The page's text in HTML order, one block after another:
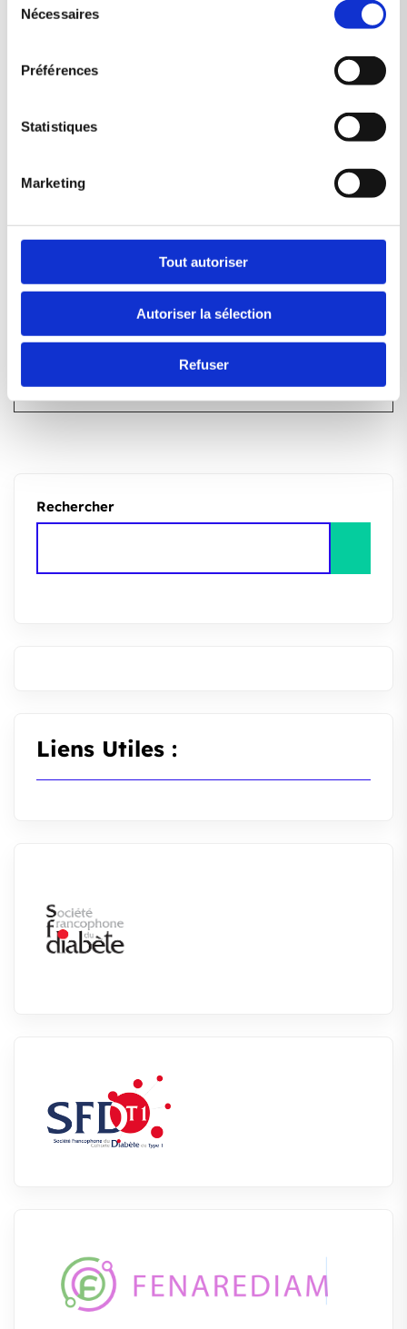
Nécessaires
Préférences
Statistiques
Marketing
Tout autoriser
Autoriser la sélection
Refuser
des curseurs de
d'autres
site web.
Rechercher
Liens Utiles :